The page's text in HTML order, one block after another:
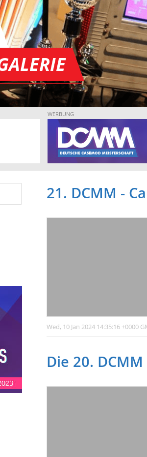
WERBUNG
21. DCMM -
Wed, 10 Jan 2024 14:35:16 +0000
Die 20.